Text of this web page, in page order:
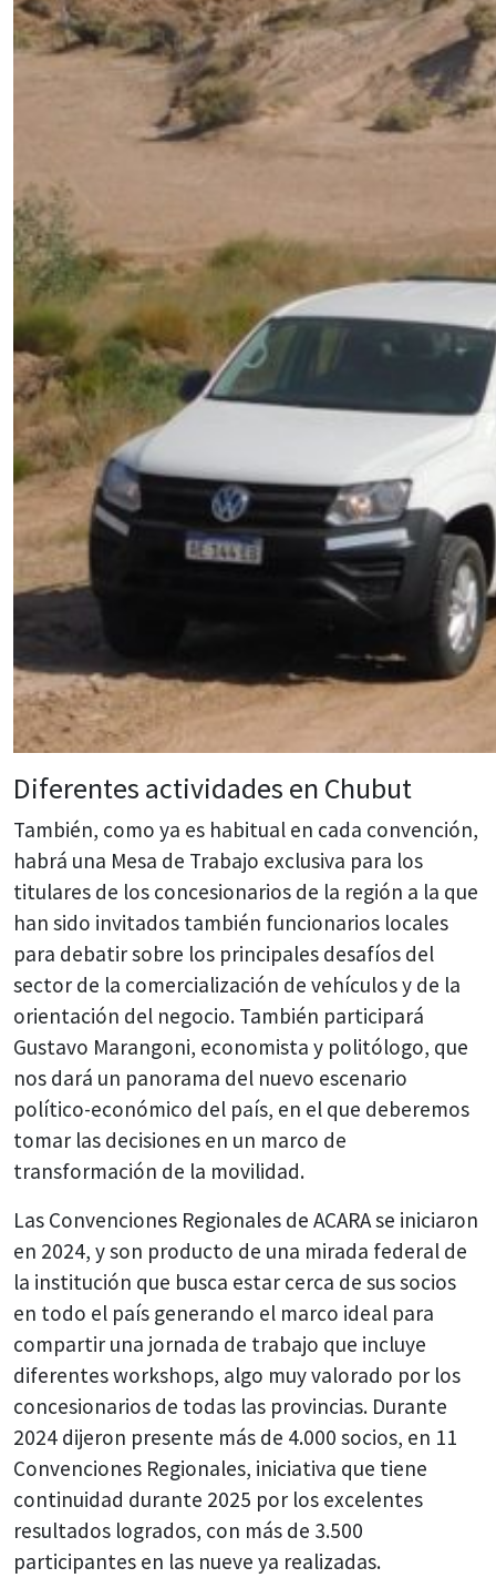
Diferentes actividades en Chubut
También, como ya es habitual en cada convención,
habrá una Mesa de Trabajo exclusiva para los
titulares de los concesionarios de la región a la que
han sido invitados también funcionarios locales
para debatir sobre los principales desafíos del
sector de la comercialización de vehículos y de la
orientación del negocio. También participará
Gustavo Marangoni, economista y politólogo, que
nos dará un panorama del nuevo escenario
político-económico del país, en el que deberemos
tomar las decisiones en un marco de
transformación de la movilidad.
Las Convenciones Regionales de ACARA se iniciaron
en 2024, y son producto de una mirada federal de
la institución que busca estar cerca de sus socios
en todo el país generando el marco ideal para
compartir una jornada de trabajo que incluye
diferentes workshops, algo muy valorado por los
concesionarios de todas las provincias. Durante
2024 dijeron presente más de 4.000 socios, en 11
Convenciones Regionales, iniciativa que tiene
continuidad durante 2025 por los excelentes
resultados logrados, con más de 3.500
participantes en las nueve ya realizadas.